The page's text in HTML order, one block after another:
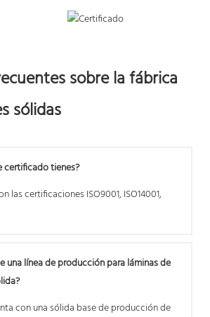
sobre la fábrica
sólidas
certificado tienes?
las certificaciones ISO9001, ISO14001,
una línea de producción para láminas de
con una sólida base de producción de